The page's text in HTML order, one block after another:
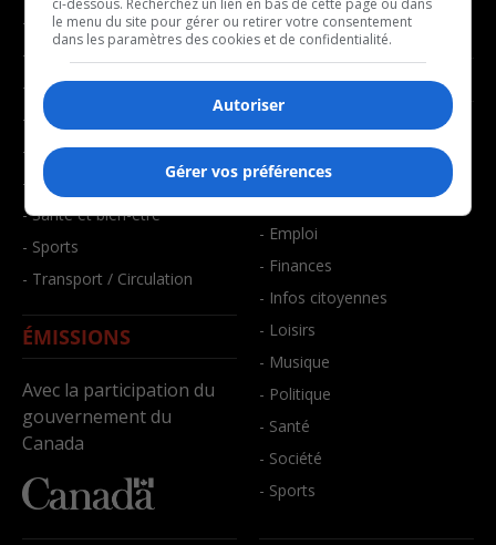
- Communauté / Social
- Culture
- Économie
- Éducation
- Environnement
- Faits divers
- Santé et bien-être
- Sports
- Transport / Circulation
ÉMISSIONS
Avec la participation du
gouvernement du
Canada
- Joué récemment
BALADOS
- Art de vivre
- Bien-être
- Emploi
- Finances
- Infos citoyennes
- Loisirs
- Musique
- Politique
- Santé
- Société
- Sports
le menu du site pour gérer ou retirer votre consentement
dans les paramètres des cookies et de confidentialité.
Autoriser
Gérer vos préférences